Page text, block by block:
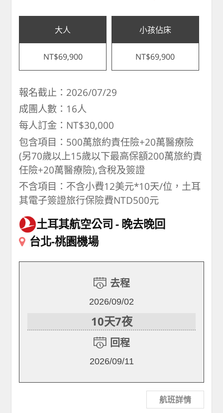
大人
NT$69,900
小孩佔床
NT$69,900
報名截止：2026/07/29
成團人數：16人
每人訂金：NT$30,000
包含項目：500萬旅約責任險+20萬醫療險
(另70歲以上15歲以下最高保額200萬旅約責
任險+20萬醫療險),含稅及簽證
不含項目：不含小費12美元*10天/位，土耳
其電子簽證旅行保險費NTD500元
土耳其航空公司
晚去晚回
台北-桃園機場
去程
2026/09/02
10天7夜
回程
2026/09/11
航班詳情